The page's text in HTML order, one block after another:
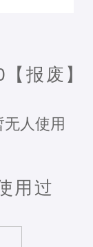
报废】
人使用
用过